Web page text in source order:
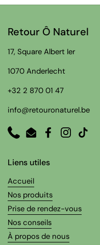
Retour Ô Naturel
17, Square Albert Ier
1070 Anderlecht
+32 2 870 01 47
info@retouronaturel.be
PhoneEmailFacebook
Instagram
TikTok
Liens utiles
Accueil
Nos produits
Prise de rendez-vous
Nos conseils
À propos de nous